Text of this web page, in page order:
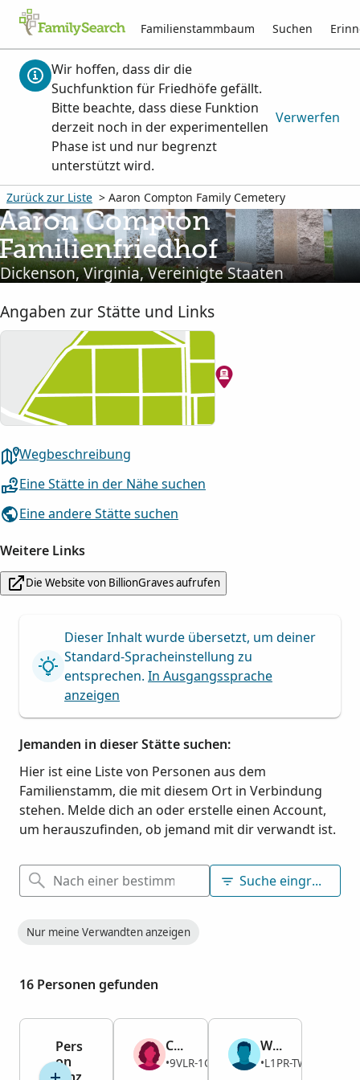
Familienstammbaum Suchen
Wir hoffen, dass dir die
Suchfunktion für Friedhöfe gefällt.
Bitte beachte, dass diese Funktion
derzeit noch in der experimentellen
Phase ist und nur begrenzt
unterstützt wird.
Verwerfen
Zurück zur Liste > Aaron Compton Family Cemetery
Compton
Dickenson, Virginia, Vereinigte Staaten
Angaben zur Stätte und Links
Wegbeschreibung
Eine Stätte in der Nähe suchen
Eine andere Stätte suchen
Weitere Links
Die Website von BillionGraves aufrufen
Dieser Inhalt wurde übersetzt, um deiner
Standard-Spracheinstellung zu
entsprechen. In Ausgangssprache
anzeigen
Jemanden in dieser Stätte suchen:
Hier ist eine Liste von Personen aus dem
Familienstamm, die mit diesem Ort in Verbindung
stehen. Melde dich an oder erstelle einen Account,
um herauszufinden, ob jemand mit dir verwandt ist.
Suche eingrenzen
Nur meine Verwandten anzeigen
16 Personen gefunden
Pers
on
Chloe Erma Compton
Weiblich
1911–1994
•9VLR-1GH
William Floyd Compton
Männlich
1904–1985
•L1PR-TWM